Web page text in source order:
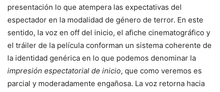
presentación lo que atempera las expectativas del
espectador en la modalidad de género de terror. En este
sentido, la voz en off del inicio, el afiche cinematográfico y
el tráiler de la película conforman un sistema coherente de
la identidad genérica en lo que podemos denominar la
impresión espectatorial de inicio, que como veremos es
parcial y moderadamente engañosa. La voz retorna hacia